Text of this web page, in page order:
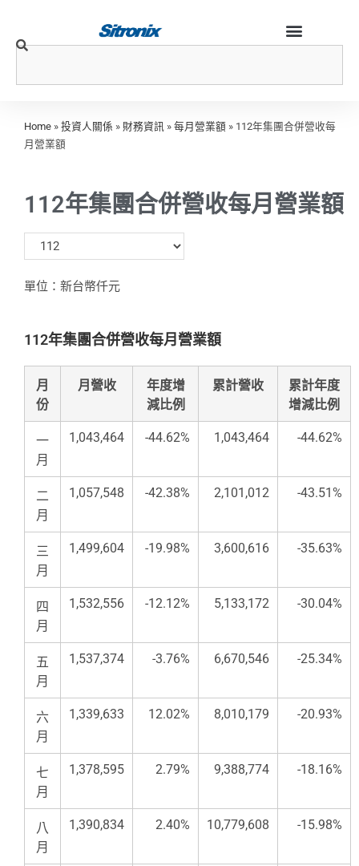
Home » 投資人關係 » 財務資訊 » 每月營業額 » 112年集團合併營收每
月營業額
112年集團合併營收每月營業額
單位：新台幣仟元
112年集團合併營收每月營業額
月
份
月營收
年度增
減比例
累計營收
累計年度
增減比例
一
月
1,043,464 -44.62% 1,043,464 -44.62%
二
月
1,057,548 -42.38% 2,101,012 -43.51%
三
月
1,499,604 -19.98% 3,600,616 -35.63%
四
月
1,532,556 -12.12% 5,133,172 -30.04%
五
月
1,537,374 -3.76% 6,670,546 -25.34%
六
月
1,339,633 12.02% 8,010,179 -20.93%
七
月
1,378,595 2.79% 9,388,774 -18.16%
八
月
1,390,834 2.40% 10,779,608 -15.98%